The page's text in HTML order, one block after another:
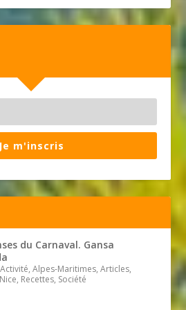
Je m'inscris
du Carnaval. Gansa
Alpes-Maritimes, Articles,
Recettes, Société